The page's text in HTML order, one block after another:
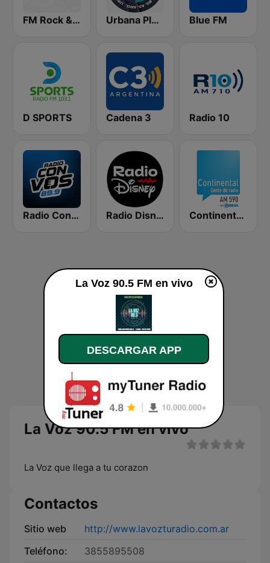
FM Rock & Pop Urbana Play 104.3 FM Blue FM
D SPORTS Cadena 3 Radio 10
Radio Con Vos 89.9 Radio Disney Latinoamérica Continental 590 AM
La Voz 90.5 FM en vivo
La Voz que llega a tu corazon
Contactos
Sitio web
http://www.lavozturadio.com.ar
Teléfono:
3855895508
La Voz 90.5 FM en vivo
DESCARGAR APP